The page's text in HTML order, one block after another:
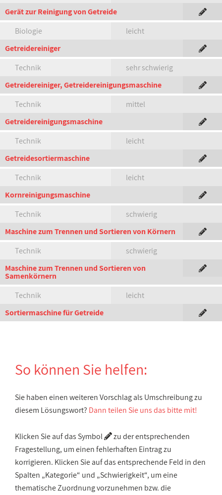
Gerät zur Reinigung von Getreide
Biologie
leicht
Getreidereiniger
Technik
sehr schwierig
Getreidereiniger, Getreidereinigungsmaschine
Technik
mittel
Getreidereinigungsmaschine
Technik
leicht
Getreidesortiermaschine
Technik
leicht
Kornreinigungsmaschine
Technik
schwierig
Maschine zum Trennen und Sortieren von Körnern
Technik
schwierig
Maschine zum Trennen und Sortieren von
Samenkörnern
Technik
leicht
Sortiermaschine für Getreide
So können Sie helfen:
Sie haben einen weiteren Vorschlag als Umschreibung zu
diesem Lösungswort? Dann teilen Sie uns das bitte mit!
Klicken Sie auf das Symbol
zu der entsprechenden
Fragestellung, um einen fehlerhaften Eintrag zu
korrigieren. Klicken Sie auf das entsprechende Feld in den
Spalten „Kategorie“ und „Schwierigkeit“, um eine
thematische Zuordnung vorzunehmen bzw. die